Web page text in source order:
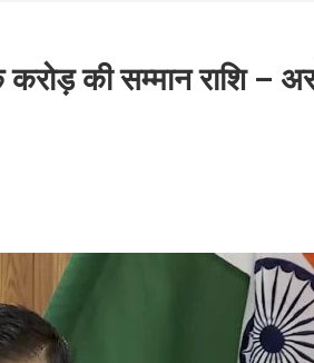
करोड़ की सम्मान राशि –